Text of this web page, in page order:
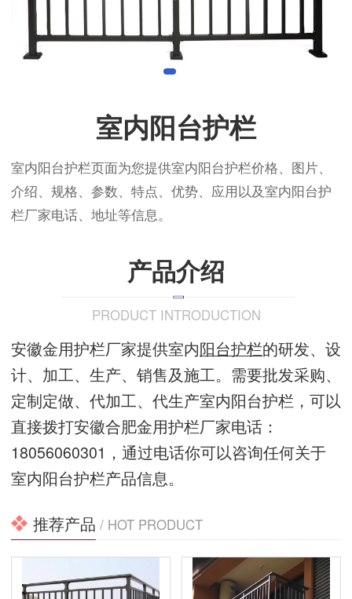
室内阳台护栏
室内阳台护栏页面为您提供室内阳台护栏价格、图片、
介绍、规格、参数、特点、优势、应用以及室内阳台护
栏厂家电话、地址等信息。
产品介绍
PRODUCT INTRODUCTION
安徽金用护栏厂家提供室内阳台护栏的研发、设
计、加工、生产、销售及施工。需要批发采购、
定制定做、代加工、代生产室内阳台护栏，可以
直接拨打安徽合肥金用护栏厂家电话：
18056060301，通过电话你可以咨询任何关于
室内阳台护栏产品信息。
推荐产品 / HOT PRODUCT